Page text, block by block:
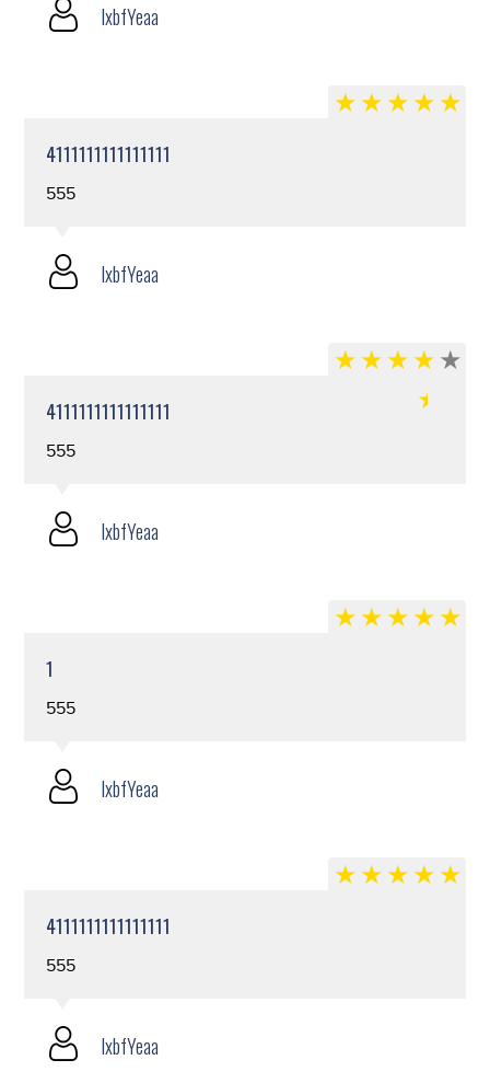
lxbfYeaa
4111111111111111
555
lxbfYeaa
4111111111111111
555
lxbfYeaa
1
555
lxbfYeaa
4111111111111111
555
lxbfYeaa